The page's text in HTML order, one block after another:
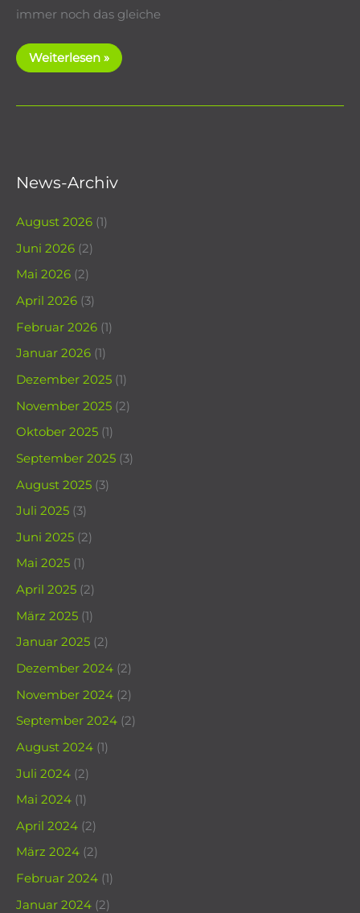
immer noch das gleiche
We’re
Open
Weiterlesen »
News-Archiv
August 2026 (1)
Juni 2026 (2)
Mai 2026 (2)
April 2026 (3)
Februar 2026 (1)
Januar 2026 (1)
Dezember 2025 (1)
November 2025 (2)
Oktober 2025 (1)
September 2025 (3)
August 2025 (3)
Juli 2025 (3)
Juni 2025 (2)
Mai 2025 (1)
April 2025 (2)
März 2025 (1)
Januar 2025 (2)
Dezember 2024 (2)
November 2024 (2)
September 2024 (2)
August 2024 (1)
Juli 2024 (2)
Mai 2024 (1)
April 2024 (2)
März 2024 (2)
Februar 2024 (1)
Januar 2024 (2)